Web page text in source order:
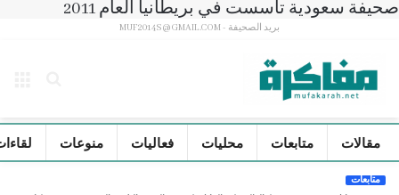
صحيفة سعودية تأسست في بريطانيا العام 2011
بريد الصحيفة - MUF2014S@GMAIL.COM
مقالات متابعات محليات فعاليات منوعات
متابعات